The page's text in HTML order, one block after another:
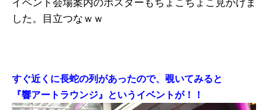
イベント会場案内のポスターもちょこちょこ見かけま
した。目立つなｗｗ
すぐ近くに長蛇の列があったので、覗いてみると
『響アートラウンジ』というイベントが！！